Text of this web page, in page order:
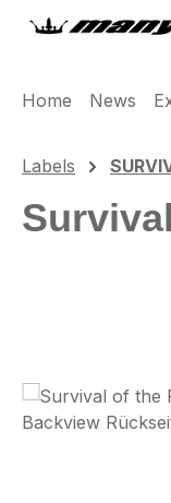
Hauptinhalt
Zur Suche springen
Zur
Home News
Labels